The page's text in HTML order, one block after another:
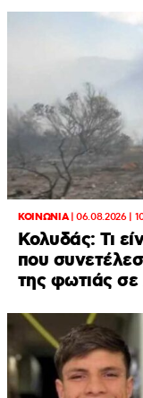
ΚΟΙΝΩΝΙΑ|06.08.2026 |
Κολυδάς: Τι
που
της φωτιάς σε